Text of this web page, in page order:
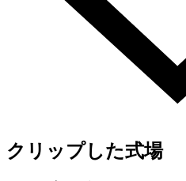
クリップした式場